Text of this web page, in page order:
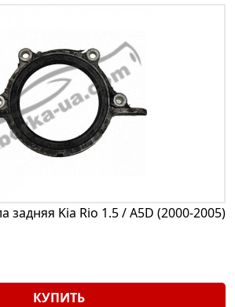
задняя Kia Rio 1.5 / A5D (2000-2005)
КУПИТЬ